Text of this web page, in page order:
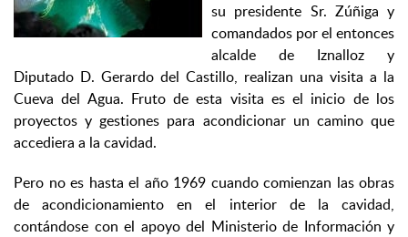
su presidente Sr. Zúñiga y
comandados por el entonces
alcalde de Iznalloz y
Diputado D. Gerardo del Castillo, realizan una visita a la
Cueva del Agua. Fruto de esta visita es el inicio de los
proyectos y gestiones para acondicionar un camino que
accediera a la cavidad.
Pero no es hasta el año 1969 cuando comienzan las obras
de acondicionamiento en el interior de la cavidad,
contándose con el apoyo del Ministerio de Información y